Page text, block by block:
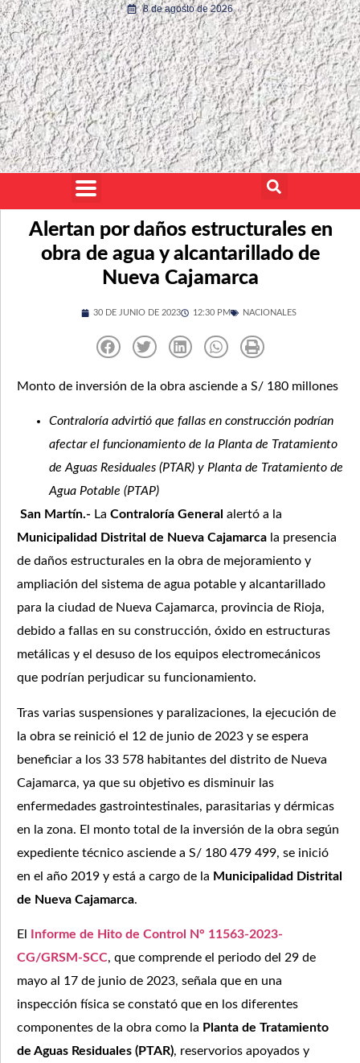
8 de agosto de 2026
Alertan por daños estructurales en
obra de agua y alcantarillado de
Nueva Cajamarca
30 DE JUNIO DE 2023 12:30 PM NACIONALES
Monto de inversión de la obra asciende a S/ 180 millones
Contraloría advirtió que fallas en construcción podrían
afectar el funcionamiento de la Planta de Tratamiento
de Aguas Residuales (PTAR) y Planta de Tratamiento de
Agua Potable (PTAP)
San Martín.- La Contraloría General alertó a la
Municipalidad Distrital de Nueva Cajamarca la presencia
de daños estructurales en la obra de mejoramiento y
ampliación del sistema de agua potable y alcantarillado
para la ciudad de Nueva Cajamarca, provincia de Rioja,
debido a fallas en su construcción, óxido en estructuras
metálicas y el desuso de los equipos electromecánicos
que podrían perjudicar su funcionamiento.
Tras varias suspensiones y paralizaciones, la ejecución de
la obra se reinició el 12 de junio de 2023 y se espera
beneficiar a los 33 578 habitantes del distrito de Nueva
Cajamarca, ya que su objetivo es disminuir las
enfermedades gastrointestinales, parasitarias y dérmicas
en la zona. El monto total de la inversión de la obra según
expediente técnico asciende a S/ 180 479 499, se inició
en el año 2019 y está a cargo de la Municipalidad Distrital
de Nueva Cajamarca.
El
Informe de Hito de Control N° 11563-2023-
CG/GRSM-SCC, que comprende el periodo del 29 de
mayo al 17 de junio de 2023, señala que en una
inspección física se constató que en los diferentes
componentes de la obra como la Planta de Tratamiento
de Aguas Residuales (PTAR), reservorios apoyados y